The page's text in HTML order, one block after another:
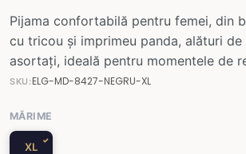
Pijama confortabilă pentru femei, din
cu tricou și imprimeu panda, alături
asortați, ideală pentru momentele de
SKU:ELG-MD-8427-NEGRU-XL
MĂRIME
XL